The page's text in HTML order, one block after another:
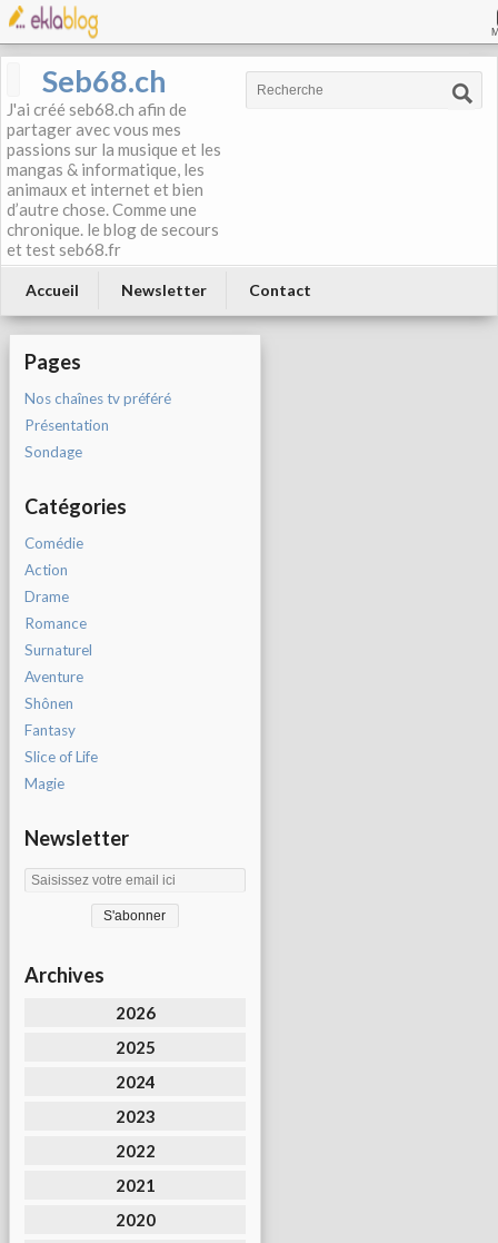
Seb68.ch
J'ai créé seb68.ch afin de
partager avec vous mes
passions sur la musique et les
mangas & informatique, les
animaux et internet et bien
d’autre chose. Comme une
chronique. le blog de secours
et test seb68.fr
Accueil Newsletter Contact
Pages
Nos chaînes tv préféré
Présentation
Sondage
Catégories
Comédie
Action
Drame
Romance
Surnaturel
Aventure
Shônen
Fantasy
Slice of Life
Magie
Newsletter
Archives
2026
2025
2024
2023
2022
2021
2020